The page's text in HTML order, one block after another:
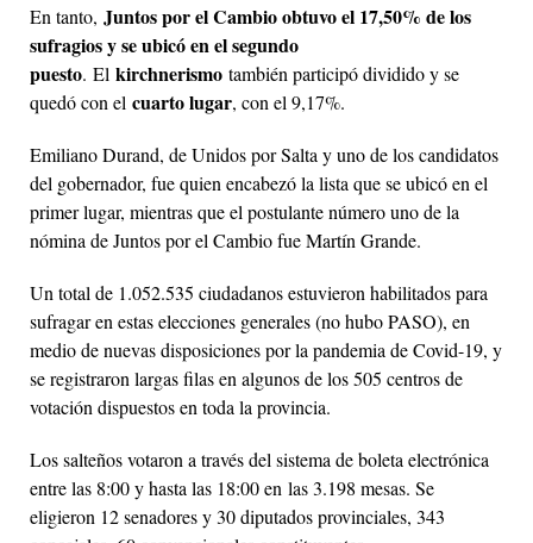
En tanto, Juntos por el Cambio obtuvo el 17,50% de los
sufragios y se ubicó en el segundo
puesto. El kirchnerismo también participó dividido y se
quedó con el cuarto lugar, con el 9,17%.
Emiliano Durand, de Unidos por Salta y uno de los candidatos
del gobernador, fue quien encabezó la lista que se ubicó en el
primer lugar, mientras que el postulante número uno de la
nómina de Juntos por el Cambio fue Martín Grande.
Un total de 1.052.535 ciudadanos estuvieron habilitados para
sufragar en estas elecciones generales (no hubo PASO), en
medio de nuevas disposiciones por la pandemia de Covid-19, y
se registraron largas filas en algunos de los 505 centros de
votación dispuestos en toda la provincia.
Los salteños votaron a través del sistema de boleta electrónica
entre las 8:00 y hasta las 18:00 en las 3.198 mesas. Se
eligieron 12 senadores y 30 diputados provinciales, 343